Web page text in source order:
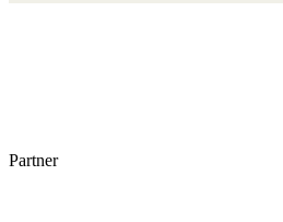
Partner